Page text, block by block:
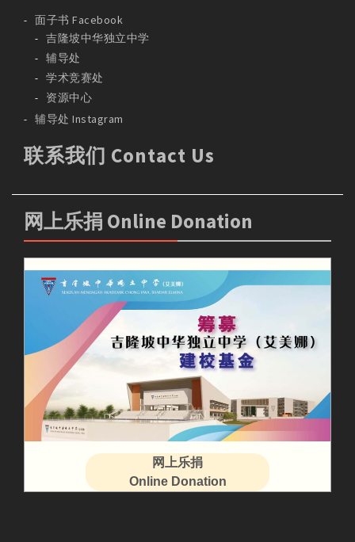
面子书 Facebook
吉隆坡中华独立中学
辅导处
学术竞赛处
资源中心
辅导处 Instagram
联系我们 Contact Us
网上乐捐 Online Donation
网上乐捐
Online Donation